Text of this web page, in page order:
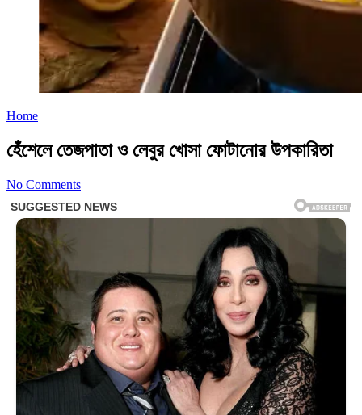
Home
হেঁশেলে তেজপাতা ও লেবুর খোসা ফোটানোর উপকারিতা
No Comments